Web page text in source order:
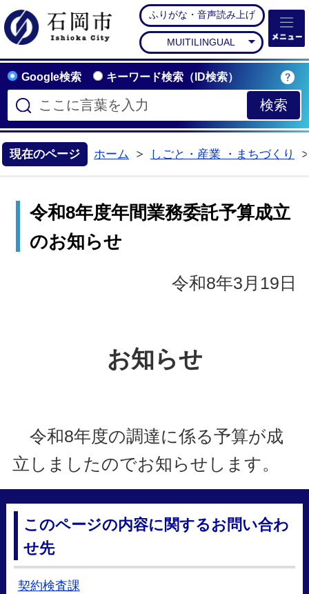
石岡市公式ホームペー
ふりがな・音声読み上げ
MUITILINGUAL
Google検索 キーワード検索（ID検索）
現在のページ ホーム
しごと・産業 ・まちづくり
令和8年度年間業務委託予算成立
のお知らせ
令和8年3月19日
お知らせ
令和8年度の調達に係る予算が成
立しましたのでお知らせします。
このページの内容に関するお問い合わ
せ先
契約検査課